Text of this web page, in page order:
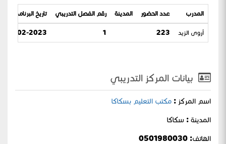
المدرب عدد الحضور المدينة رقم الفصل التدريبي تاريخ البرنامج
أروى الزيد 223
1
08-02-2023 / 17-07-1444
بيانات المركز التدريبي
اسم المركز : مكتب التعليم بسكاكا
المدينة : سكاكا
الهاتف: 0501980030